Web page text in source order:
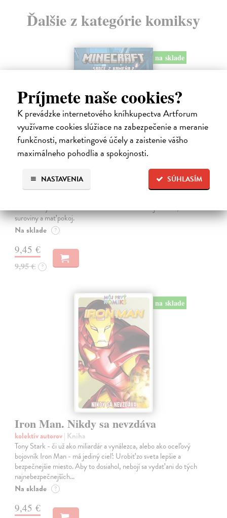
Príjmete naše cookies?
K prevádzke internetového kníhkupectva Artforum
využívame cookies slúžiace na zabezpečenie a meranie
funkčnosti, marketingové účely a zaistenie vášho
maximálneho pohodlia a spokojnosti.
SÚHLASÍM
NASTAVENIA
Ďalšie z kategórie komiksy
na sklade
Minecraft: Srdce z kameňa 2
Clemson Andrew, Lawson Jeremy, Esposito Taylor| Kniha
Samotársky farmár Cobb sa chce len starať o svoju úrodu, zbierať
suroviny a mať pokoj.
Na sklade ?
9,45 €
9,95 € ?
na sklade
Iron Man. Nikdy sa nevzdáva
kolektív autorov| Kniha
Tony Stark - či už ako miliardár a vynálezca, alebo ako oceľový
bojovník Iron Man - má jediný cieľ: Urobiť zo sveta lepšie a
bezpečnejšie miesto. Aby to dosiahol, nebojí sa vydať ani do tých
najnebezpečnejších…
Na sklade ?
9,45 €